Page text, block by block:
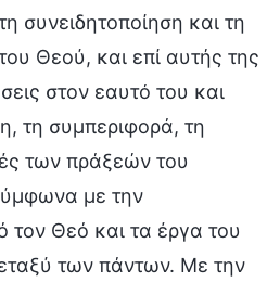
συνειδητοποίηση και τη
Θεού, και επί αυτής της
στον εαυτό του και
τη συμπεριφορά, τη
των πράξεών του
με την
τον Θεό και τα έργα του
των πάντων. Με την